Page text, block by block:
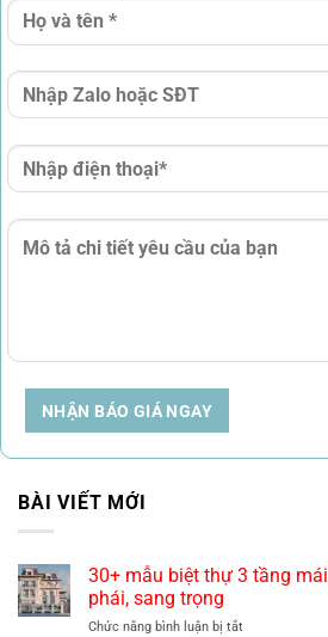
NHẬN BÁO GIÁ NGAY
BÀI VIẾT MỚI
30+ mẫu biệt thự 3 tầng
phái, sang trọng
Chức năng bình luận bị tắtở